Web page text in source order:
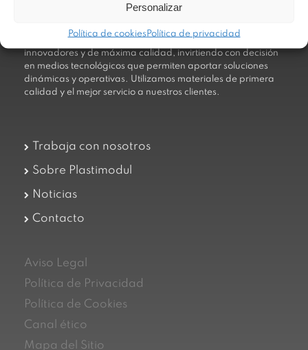
Personalizar
Política de cookies Política de privacidad
Plastimodul tiene como objetivo ofrecer productos
innovadores y de máxima calidad, invirtiendo con decisión
en medios tecnológicos que permiten aportar soluciones
dinámicas y operativas. Utilizamos materiales de primera
calidad y el mejor servicio a nuestros clientes.
Trabaja con nosotros
Sobre Plastimodul
Noticias
Contacto
Aviso Legal
Política de Privacidad
Política de Cookies
Canal ético
Mapa del Sitio